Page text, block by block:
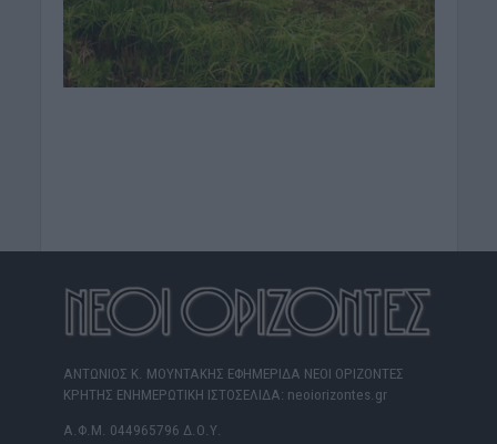
ΑΝΤΩΝΙΟΣ Κ. ΜΟΥΝΤΑΚΗΣ ΕΦΗΜΕΡΙΔΑ ΝΕΟΙ ΟΡΙΖΟΝΤΕΣ
ΚΡΗΤΗΣ ΕΝΗΜΕΡΩΤΙΚΗ ΙΣΤΟΣΕΛΙΔΑ: neoiorizontes.gr
Α.Φ.Μ. 044965796 Δ.Ο.Υ.